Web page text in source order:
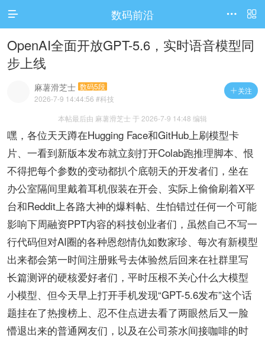
访问电脑版
 数码前沿 

OpenAI全面开放GPT-5.6，实时语音模型同
步上线
 关注
麻薯滑芝士 数码5段
2026-7-9 14:44:56 #科技
本帖最后由 麻薯滑芝士 于 2026-7-9 14:48 编辑
嘿，各位天天蹲在Hugging Face和GitHub上刷模型卡
片、一看到新版本发布就立刻打开Colab跑推理脚本、恨
不得把每个参数的变动都扒个底朝天的开发者们，坐在
办公室隔间里戴着耳机假装在开会、实际上偷偷刷着X平
台和Reddit上各路大神的爆料帖、生怕错过任何一个可能
影响下周融资PPT内容的科技创业者们，虽然自己不写一
行代码但对AI圈的各种恩怨情仇如数家珍、每次有新模型
出来都会第一时间注册账号去体验然后回来在社群里写
长篇测评的硬核爱好者们，平时压根不关心什么大模型
小模型、但今天早上打开手机发现“GPT-5.6发布”这个话
题挂在了热搜榜上、忍不住点进去看了两眼然后又一脸
懵退出来的普通网友们，以及在公司茶水间接咖啡的时